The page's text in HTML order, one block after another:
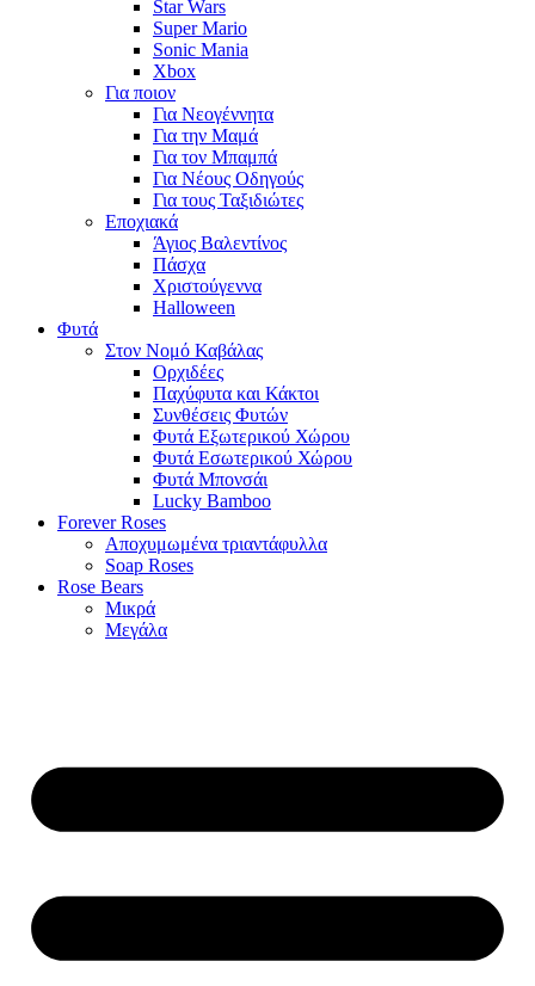
Star Wars
Super Mario
Sonic Mania
Xbox
Για ποιον
Για Νεογέννητα
Για την Μαμά
Για τον Μπαμπά
Για Νέους Οδηγούς
Για τους Ταξιδιώτες
Εποχιακά
Άγιος Βαλεντίνος
Πάσχα
Χριστούγεννα
Halloween
Φυτά
Στον Νομό Καβάλας
Ορχιδέες
Παχύφυτα και Κάκτοι
Συνθέσεις Φυτών
Φυτά Εξωτερικού Χώρου
Φυτά Εσωτερικού Χώρου
Φυτά Μπονσάι
Lucky Bamboo
Forever Roses
Αποχυμωμένα τριαντάφυλλα
Soap Roses
Rose Βears
Μικρά
Μεγάλα